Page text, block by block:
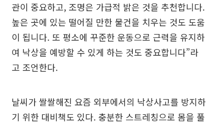
관이 중요하고, 조명은 가급적 밝은 것을 추천합니다.
높은 곳에 있는 떨어질 만한 물건을 치우는 것도 도움
이 됩니다. 또 평소에 꾸준한 운동으로 근력을 유지하
여 낙상을 예방할 수 있게 하는 것도 중요합니다”라
고 조언한다.
날씨가 쌀쌀해진 요즘 외부에서의 낙상사고를 방지하
기 위한 대비책도 있다. 충분한 스트레칭으로 몸을 풀